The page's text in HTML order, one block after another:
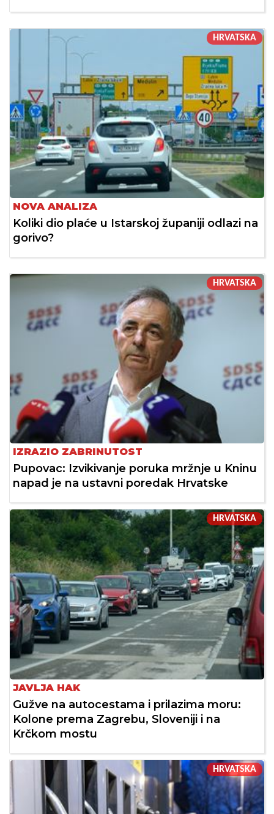
HRVATSKA
NOVA ANALIZA
Koliki dio plaće u Istarskoj županiji odlazi na
gorivo?
HRVATSKA
IZRAZIO ZABRINUTOST
Pupovac: Izvikivanje poruka mržnje u Kninu
napad je na ustavni poredak Hrvatske
HRVATSKA
JAVLJA HAK
Gužve na autocestama i prilazima moru:
Kolone prema Zagrebu, Sloveniji i na
Krčkom mostu
HRVATSKA